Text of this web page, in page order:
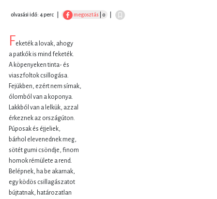
olvasási idő: 4 perc megosztás | 0
Feketék a lovak, ahogy
a patkók is mind feketék.
A köpenyeken tinta- és
viaszfoltok csillogása.
Fejükben, ezért nem sírnak,
ólomból van a koponya.
Lakkból van a lelkük, azzal
érkeznek az országúton.
Púposak és éjjeliek,
bárhol elevenednek meg,
sötét gumi csöndje, finom
homok rémülete a rend.
Belépnek, ha be akarnak,
egy ködös csillagászatot
bújtatnak, határozatlan